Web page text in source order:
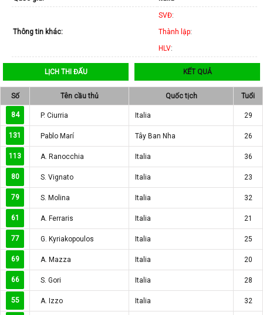
Thông tin khác:
SVĐ:
Thành lập:
HLV:
LỊCH THI ĐẤU KẾT QUẢ
Số Tên cầu thủ Quốc tịch Tuổi
84 P. Ciurria Italia 29
131 Pablo Marí Tây Ban Nha 26
113 A. Ranocchia Italia 36
80 S. Vignato Italia 23
79 S. Molina Italia 32
61 A. Ferraris Italia 21
77 G. Kyriakopoulos Italia 25
69 A. Mazza Italia 20
66 S. Gori Italia 28
55 A. Izzo Italia 32